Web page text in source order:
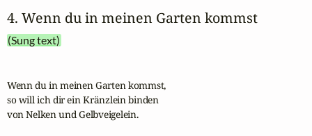
4. Wenn du in meinen Garten kommst
(Sung text)
Wenn du in meinen Garten kommst,
so will ich dir ein Kränzlein binden
von Nelken und Gelbveigelein.